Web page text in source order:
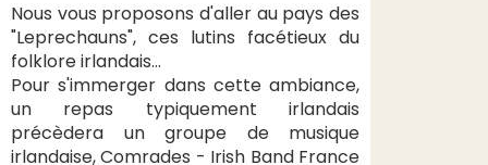
Nous vous proposons d'aller au pays des
"Leprechauns", ces lutins facétieux du
folklore irlandais…
Pour s'immerger dans cette ambiance,
un repas typiquement irlandais
précèdera un groupe de musique
irlandaise, Comrades - Irish Band France